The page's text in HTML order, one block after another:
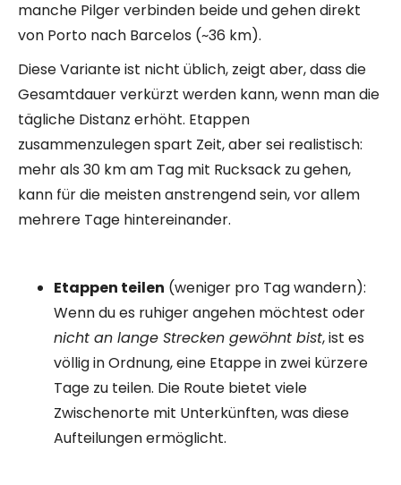
manche Pilger verbinden beide und gehen direkt
von Porto nach Barcelos (~36 km).
Diese Variante ist nicht üblich, zeigt aber, dass die
Gesamtdauer verkürzt werden kann, wenn man die
tägliche Distanz erhöht. Etappen
zusammenzulegen spart Zeit, aber sei realistisch:
mehr als 30 km am Tag mit Rucksack zu gehen,
kann für die meisten anstrengend sein, vor allem
mehrere Tage hintereinander.
Etappen teilen (weniger pro Tag wandern):
Wenn du es ruhiger angehen möchtest oder
nicht an lange Strecken gewöhnt bist, ist es
völlig in Ordnung, eine Etappe in zwei kürzere
Tage zu teilen. Die Route bietet viele
Zwischenorte mit Unterkünften, was diese
Aufteilungen ermöglicht.